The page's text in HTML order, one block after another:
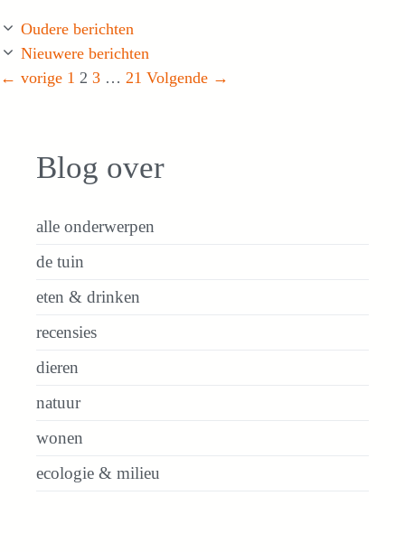
Oudere berichten
Nieuwere berichten
← vorige Pagina
1 Pagina
2 Pagina
3 … Pagina
21 Volgende →
Blog over
alle onderwerpen
de tuin
eten & drinken
recensies
dieren
natuur
wonen
ecologie & milieu